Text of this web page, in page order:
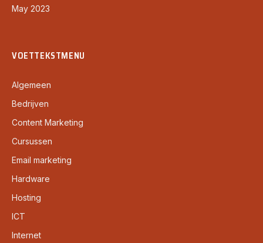
May 2023
VOETTEKSTMENU
Algemeen
Bedrijven
Content Marketing
Cursussen
Email marketing
Hardware
Hosting
ICT
Internet